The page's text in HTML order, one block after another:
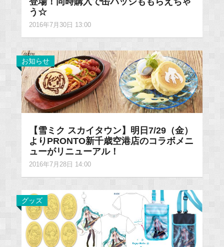
う☆
2016年7月30日 13:00
お知らせ
【雪ミク スカイタウン】明日7/29（金）
よりPRONTO新千歳空港店のコラボメニ
ューがリニューアル！
2016年7月28日 14:00
グッズ